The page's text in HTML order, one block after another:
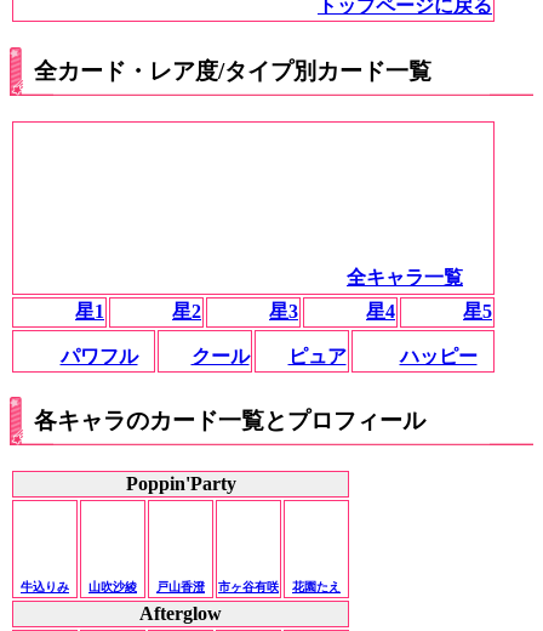
トップページに戻る
全カード・レア度/タイプ別カード一覧
全キャラ一覧
星1
星2 星3 星4 星5
パワフル クール ピュア ハッピー
各キャラのカード一覧とプロフィール
Poppin'Party
牛込りみ 山吹沙綾 戸山香澄 市ヶ谷有咲 花園たえ
Afterglow